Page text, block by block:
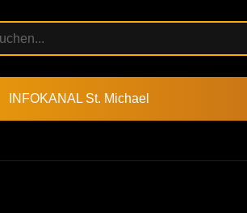
INFOKANAL St. Michael